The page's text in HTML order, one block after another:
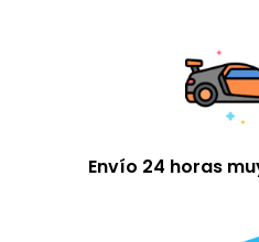
Envío 24 horas